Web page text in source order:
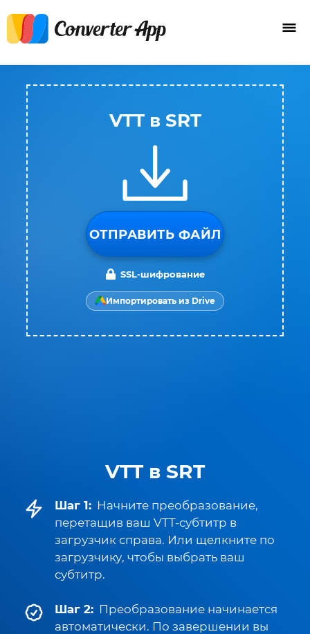
VTT в SRT
Шаг 1: Начните преобразование,
перетащив ваш VTT-субтитр в
загрузчик справа. Или щелкните по
загрузчику, чтобы выбрать ваш
субтитр.
Шаг 2: Преобразование начинается
автоматически. По завершении вы
VTT в SRT
ОТПРАВИТЬ ФАЙЛ
SSL-шифрование
Импортировать из Drive